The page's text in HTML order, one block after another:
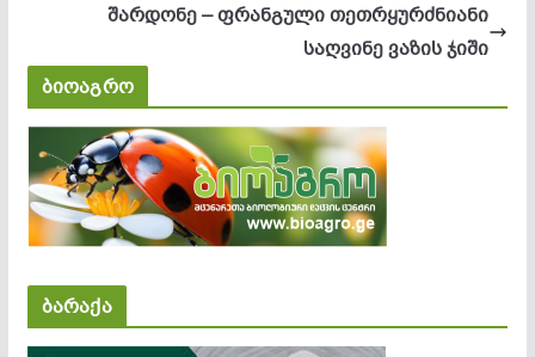
შარდონე – ფრანგული თეთრყურძნიანი
საღვინე ვაზის ჯიში
ბიოაგრო
ბარაქა